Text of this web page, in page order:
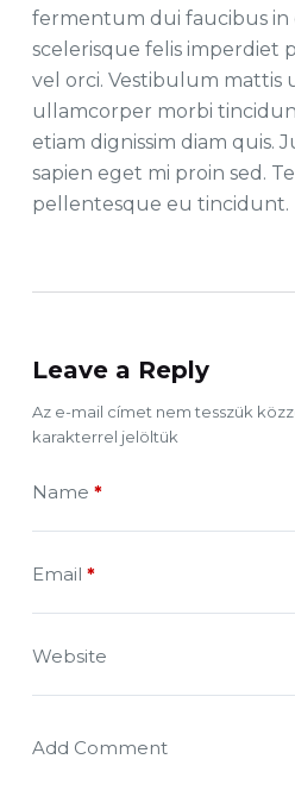
fermentum dui faucibus in
scelerisque felis imperdiet
vel orci. Vestibulum mattis
ullamcorper morbi
etiam dignissim diam quis.
sapien eget mi proin sed.
pellentesque eu tincidunt.
Leave a Reply
Az e-mail címet nem tesszük
karakterrel jelöltük
Name *
Email *
Website
Add Comment